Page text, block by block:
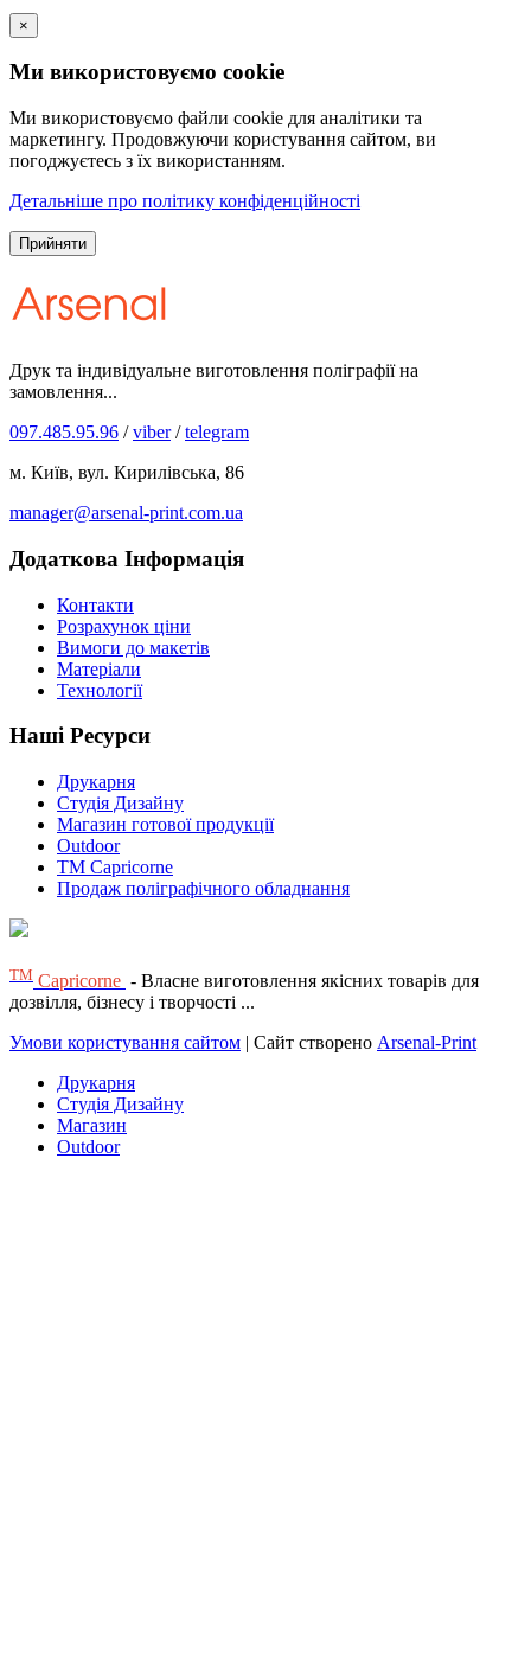
×
Ми використовуємо cookie
Ми використовуємо файли cookie для аналітики та
маркетингу. Продовжуючи користування сайтом, ви
погоджуєтесь з їх використанням.
Детальніше про політику конфіденційності
Прийняти
Друк та індивідуальне виготовлення поліграфії на
замовлення...
097.485.95.96 /viber/telegram
м. Київ, вул. Кирилівська, 86
manager@arsenal-print.com.ua
Додаткова Інформація
Контакти
Розрахунок ціни
Вимоги до макетів
Матеріали
Технології
Наші Ресурси
Друкарня
Студія Дизайну
Магазин готової продукції
Outdoor
TM Capricorne
Продаж поліграфічного обладнання
ТМ Capricorne - Власне виготовлення якісних товарів для
дозвілля, бізнесу і творчості ...
Умови користування сайтом | Сайт створено Arsenal-Print
Друкарня
Студія Дизайну
Магазин
Outdoor